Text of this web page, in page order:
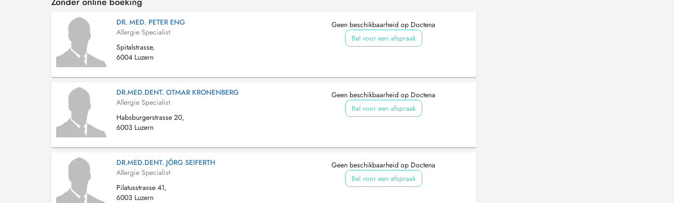
DR. MED. PETER ENG
Allergie Specialist
Spitalstrasse,
6004 Luzern
Geen beschikbaarheid op Doctena
Bel voor een afspraak
DR.MED.DENT. OTMAR KRONENBERG
Allergie Specialist
Habsburgerstrasse 20,
6003 Luzern
Geen beschikbaarheid op Doctena
Bel voor een afspraak
DR.MED.DENT. JÖRG SEIFERTH
Allergie Specialist
Pilatusstrasse 41,
6003 Luzern
Geen beschikbaarheid op Doctena
Bel voor een afspraak